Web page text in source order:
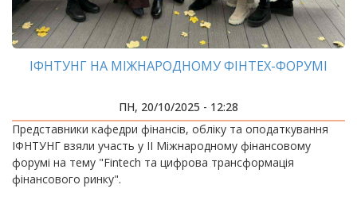
ІФНТУНГ НА МІЖНАРОДНОМУ ФІНТЕХ-ФОРУМІ
ПН, 20/10/2025 - 12:28
Представники кафедри фінансів, обліку та оподаткування
ІФНТУНГ взяли участь у II Міжнародному фінансовому
форумі на тему "Fintech та цифрова трансформація
фінансового ринку".